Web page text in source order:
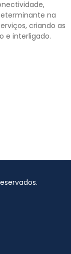
na
criando as
e interligado.